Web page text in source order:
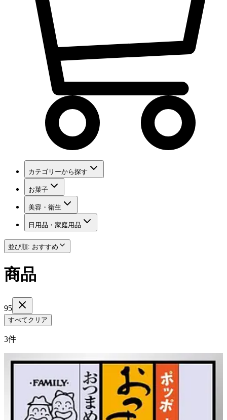
カテゴリーから探す
お菓子
美容・衛生
日用品・家庭用品
並び順: おすすめ
商品
95
すべてクリア
3件